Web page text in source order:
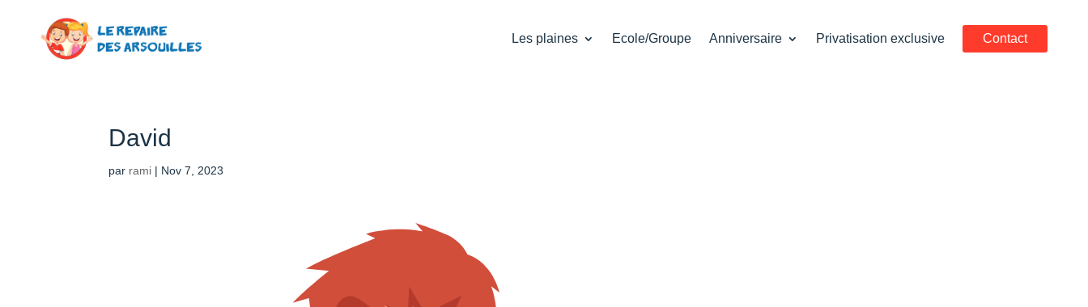
Les plaines Ecole/Groupe Anniversaire Privatisation exclusive Contact
David
par rami | Nov 7, 2023